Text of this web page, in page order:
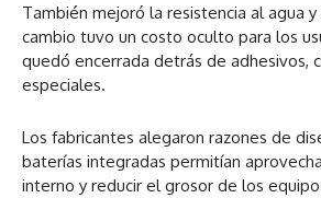
También mejoró la resistencia al agua
cambio tuvo un costo oculto para los
quedó encerrada detrás de adhesivos,
especiales.
Los fabricantes alegaron razones de
baterías integradas permitían
interno y reducir el grosor de los